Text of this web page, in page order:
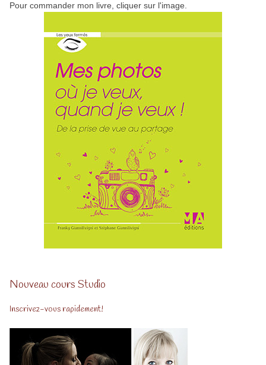
Pour commander mon livre, cliquer sur l'image.
Nouveau cours Studio
Inscrivez-vous rapidement!